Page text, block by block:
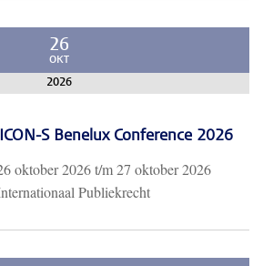
26
OKT
2026
S Benelux Conference 2026
oktober 2026t/m27 oktober 2026
Publiekrecht